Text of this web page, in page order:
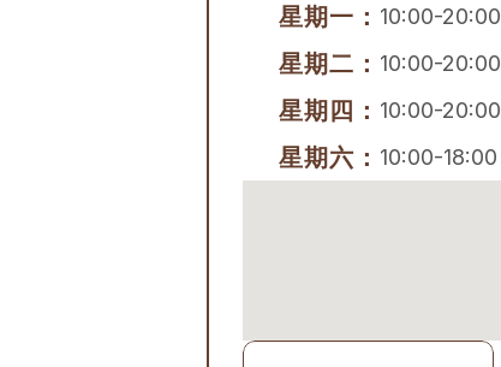
星期一： 10:00-20:00
星期二： 10:00-20:00
星期四： 10:00-20:00
星期六： 10:00-18:00